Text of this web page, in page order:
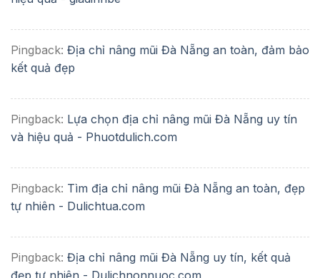
Pingback: Địa chỉ nâng mũi Đà Nẵng an toàn, đảm bảo
kết quả đẹp
Pingback: Lựa chọn địa chỉ nâng mũi Đà Nẵng uy tín
và hiệu quả - Phuotdulich.com
Pingback: Tìm địa chỉ nâng mũi Đà Nẵng an toàn, đẹp
tự nhiên - Dulichtua.com
Pingback: Địa chỉ nâng mũi Đà Nẵng uy tín, kết quả
đẹp tự nhiên - Dulichnonnuoc.com